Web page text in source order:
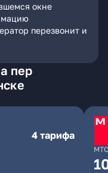
окне
перезвонит и
пер
4 тарифа
МТС